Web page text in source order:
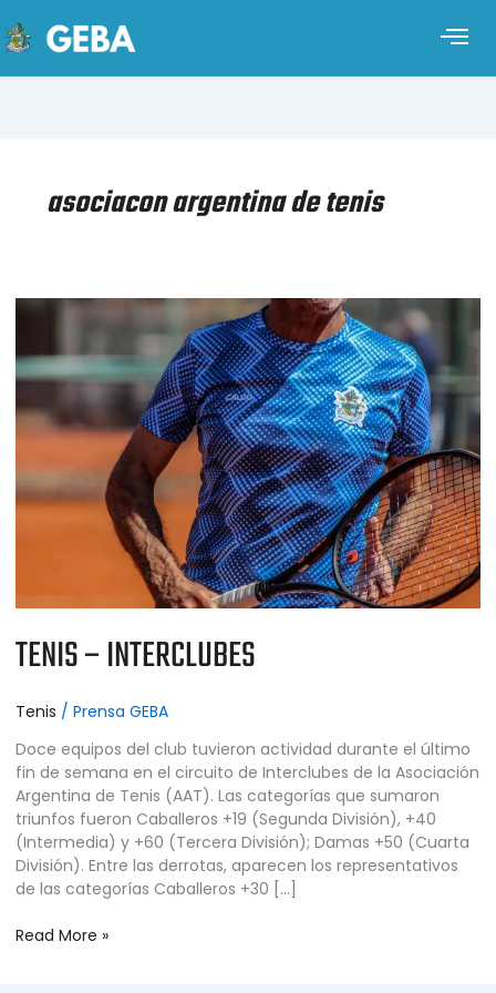
asociacon argentina de tenis
TENIS – INTERCLUBES
Tenis / Prensa GEBA
Doce equipos del club tuvieron actividad durante el último
fin de semana en el circuito de Interclubes de la Asociación
Argentina de Tenis (AAT). Las categorías que sumaron
triunfos fueron Caballeros +19 (Segunda División), +40
(Intermedia) y +60 (Tercera División); Damas +50 (Cuarta
División). Entre las derrotas, aparecen los representativos
de las categorías Caballeros +30 […]
TENIS
INTERCLUBES
Read More »